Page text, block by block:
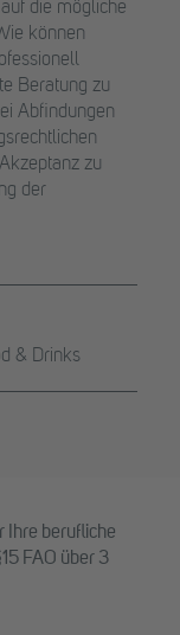
die mögliche
können
Beratung zu
Abfindungen
zu
der
& Drinks
Ihre berufliche
FAO über 3